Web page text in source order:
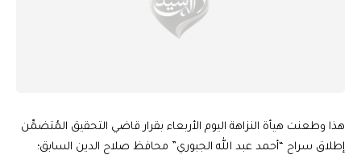
هذا وطعنت هيأة النزاهة اليوم الأربعاء بقرار قاضي التحقيق المُتضمِّن
إطلاق سراح “أحمد عبد الله الجبوري” محافظ صلاح الدين السابق؛